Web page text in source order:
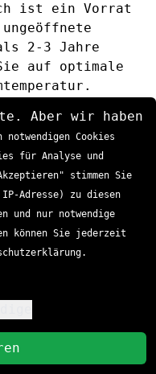
ist ein Vorrat
2-3 Jahre
auf optimale
Original-
können sie bei
oder Elektronik-
teurer als
strenge
optimale
werden speziell
Dies
und
Aber wir haben
notwendigen Cookies
für Analyse und
stimmen Sie
Adresse) zu diesen
und nur notwendige
können Sie jederzeit